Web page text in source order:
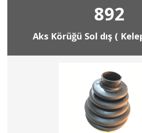
892
Aks Körüğü Sol dış (